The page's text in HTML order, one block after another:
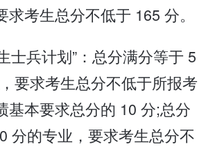
考生总分不低于 165 分。
士兵计划”：总分满分等于 5
要求考生总分不低于所报考
基本要求总分的 10 分;总分
分的专业，要求考生总分不